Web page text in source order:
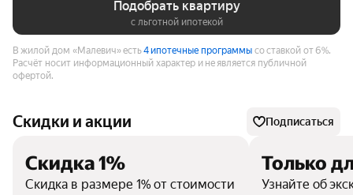
Подобрать квартиру
с льготной ипотекой
В жилой дом «Малевич» есть4 ипотечные программы со ставкой от 6%.
Расчёт носит информационный характер и не является публичной
офертой.
Скидки и акции Подписаться
Скидка 1%
Скидка в размере 1% от стоимости
Только
Узнайте об